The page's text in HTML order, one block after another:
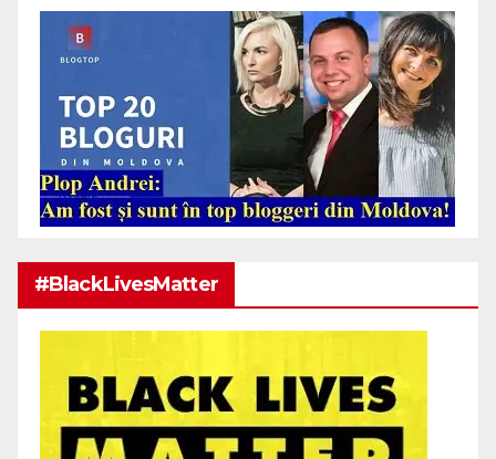
#BlackLivesMatter